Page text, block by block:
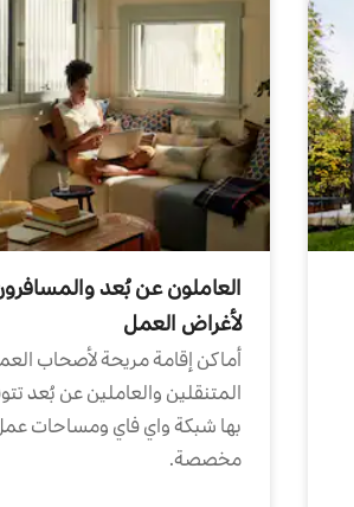
العاملون عن بُعد
لأغراض العمل
أماكن إقامة مريحة لأصحاب
المتنقلين والعاملين عن بُعد
بها شبكة واي فاي ومساحات
مخصصة.